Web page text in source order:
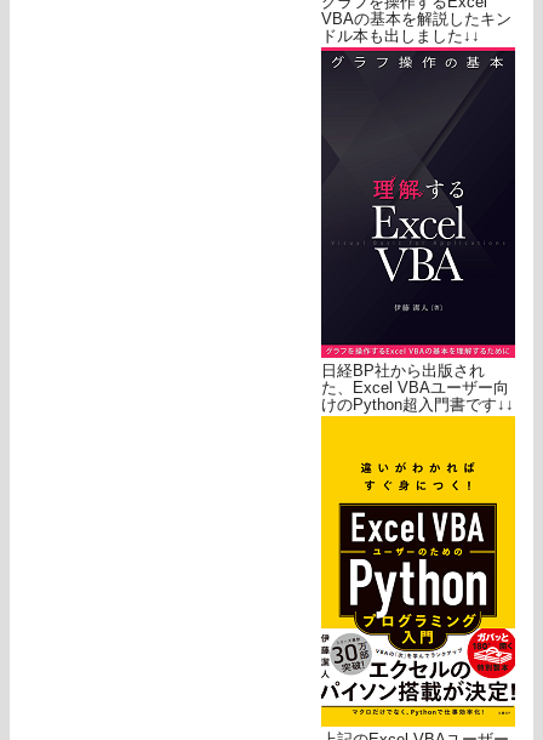
VBAの基本を解説したキン
ドル本も出しました↓↓
日経BP社から出版され
た、Excel VBAユーザー向
けのPython超入門書です↓↓